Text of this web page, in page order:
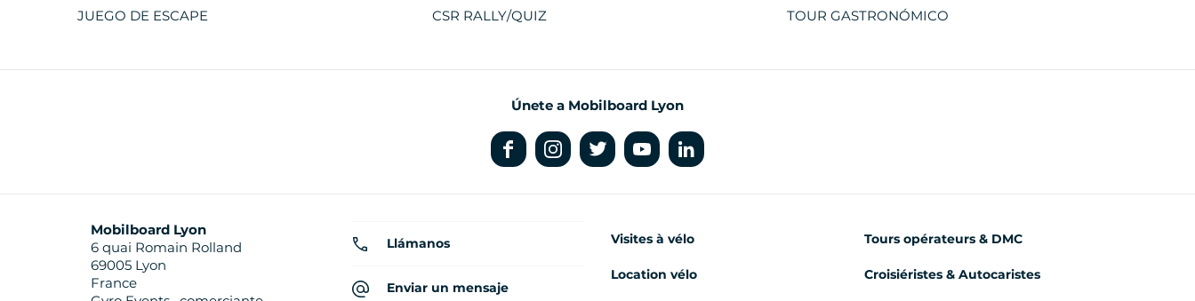
JUEGO DE ESCAPE CSR RALLY/QUIZ TOUR GASTRONÓMICO
Únete a Mobilboard Lyon
Mobilboard Lyon
6 quai Romain Rolland
69005 Lyon
France
Llámanos
Enviar un mensaje
Visites à vélo
Location vélo
Tours opérateurs & DMC
Croisiéristes & Autocaristes